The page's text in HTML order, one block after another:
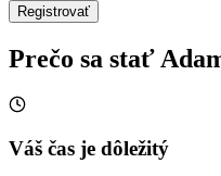
Registrovať
Prečo sa stať
Váš čas je dôležitý